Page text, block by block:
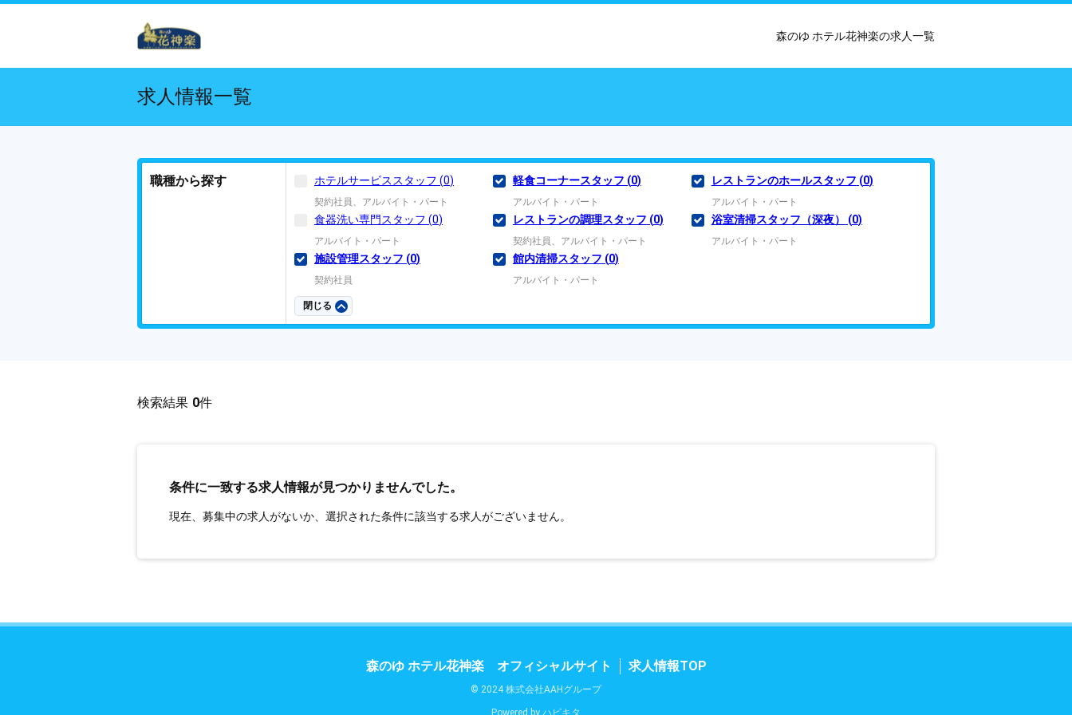
森のゆ ホテル花神楽の求人一覧
求人情報一覧
職種から探す ホテルサービススタッフ (0)
契約社員、アルバイト・パート
軽食コーナースタッフ (0)
アルバイト・パート
レストランのホールスタッフ (0)
アルバイト・パート
食器洗い専門スタッフ (0)
アルバイト・パート
レストランの調理スタッフ (0)
契約社員、アルバイト・パート
浴室清掃スタッフ（深夜） (0)
アルバイト・パート
施設管理スタッフ (0)
契約社員
館内清掃スタッフ (0)
アルバイト・パート
閉じる
検索結果 0件
条件に一致する求人情報が見つかりませんでした。
現在、募集中の求人がないか、選択された条件に該当する求人がございません。
森のゆ ホテル花神楽 オフィシャルサイト 求人情報TOP
©️ 2024 株式会社AAHグループ
Powered by ハピキタ